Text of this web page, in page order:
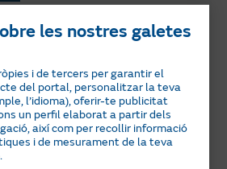
h a 14 h (horari
d'instal·lació de
i manteniment
les nostres galetes
i de tercers per garantir el
del portal, personalitzar la teva
l’idioma), oferir-te publicitat
un perfil elaborat a partir dels
així com per recollir informació
i de mesurament de la teva